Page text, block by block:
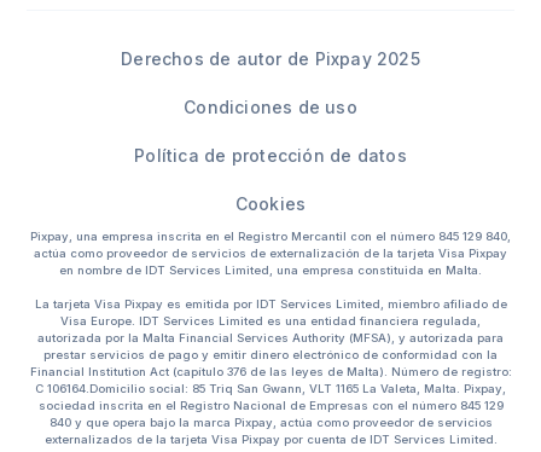
Derechos de autor de Pixpay 2025
Condiciones de uso
Política de protección de datos
Cookies
Pixpay, una empresa inscrita en el Registro Mercantil con el número 845 129 840,
actúa como proveedor de servicios de externalización de la tarjeta Visa Pixpay
en nombre de IDT Services Limited, una empresa constituida en Malta.
La tarjeta Visa Pixpay es emitida por IDT Services Limited, miembro afiliado de
Visa Europe. IDT Services Limited es una entidad financiera regulada,
autorizada por la Malta Financial Services Authority (MFSA), y autorizada para
prestar servicios de pago y emitir dinero electrónico de conformidad con la
Financial Institution Act (capítulo 376 de las leyes de Malta). Número de registro:
C 106164.Domicilio social: 85 Triq San Gwann, VLT 1165 La Valeta, Malta. Pixpay,
sociedad inscrita en el Registro Nacional de Empresas con el número 845 129
840 y que opera bajo la marca Pixpay, actúa como proveedor de servicios
externalizados de la tarjeta Visa Pixpay por cuenta de IDT Services Limited.